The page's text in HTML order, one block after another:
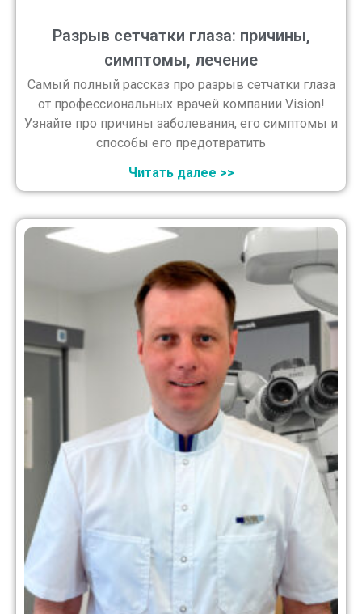
Разрыв сетчатки глаза: причины,
симптомы, лечение
Самый полный рассказ про разрыв сетчатки глаза
от профессиональных врачей компании Vision!
Узнайте про причины заболевания, его симптомы и
способы его предотвратить
Читать далее >>